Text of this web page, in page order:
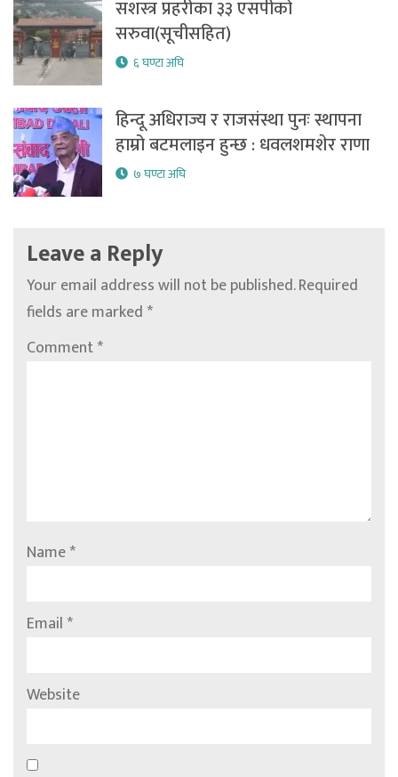
सशस्त्र प्रहरीका ३३ एसपीको
सरुवा(सूचीसहित)
६ घण्टा अघि
हिन्दू अधिराज्य र राजसंस्था पुनः स्थापना
हाम्रो बटमलाइन हुन्छ : धवलशमशेर राणा
७ घण्टा अघि
Leave a Reply
Your email address will not be published.Required
fields are marked*
Comment*
Name*
Email*
Website